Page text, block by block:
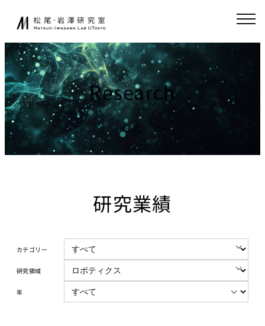
を
キ
ッ
プ
研究室について
ニュース
研究
講義について
募集中の講座と予
起業家育成
松尾研発スタート
アップ
起業クエスト
社会連携
寄付講座
消費インテリ
JA EN
Research
研究
研究業績
カテゴリー
研究領域
年